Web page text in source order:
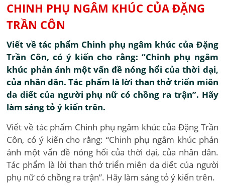
CHINH PHỤ NGÂM KHÚC CỦA ĐẶNG
TRẦN CÔN
Viết về tác phẩm Chinh phụ ngâm khúc của Đặng
Trần Côn, có ý kiến cho rằng: “Chinh phụ ngâm
khúc phản ánh một vấn đề nóng hổi của thời dại,
của nhân dân. Tác phẩm là lời than thở triển miên
da diết của người phụ nữ có chồng ra trận”. Hãy
làm sáng tỏ ý kiến trên.
Viết về tác phẩm Chinh phụ ngâm khúc của Đặng Trần
Côn, có ý kiến cho rằng: “Chinh phụ ngâm khúc phản
ánh một vấn đề nóng hổi của thời dại, của nhân dân.
Tác phẩm là lời than thở triển miên da diết của người
phụ nữ có chồng ra trận”. Hãy làm sáng tỏ ý kiến trên.